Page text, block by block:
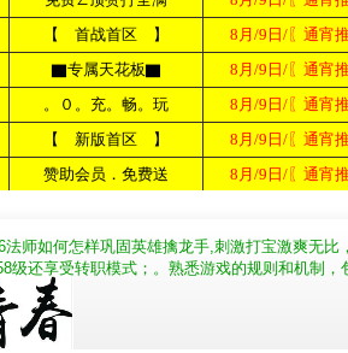
法师如何怎样巩固英雄擒龙手,刺激打宝激爽无
级还享受转职模式；。熟悉游戏的规则和机制